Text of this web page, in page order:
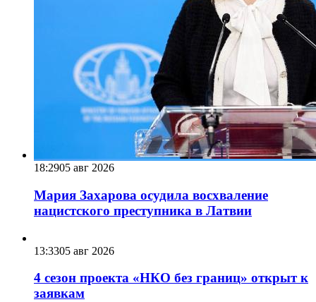
18:2905 авг 2026
Мария Захарова осудила восхваление
нацистского преступника в Латвии
13:3305 авг 2026
4 сезон проекта «НКО без границ» открыт к
заявкам